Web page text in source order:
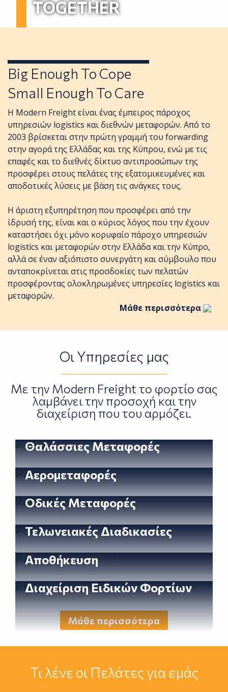
TOGETHER
Big Enough To Cope
Small Enough To Care
Η Modern Freight είναι ένας έμπειρος πάροχος
υπηρεσιών logistics και διεθνών μεταφορών. Από το
2003 βρίσκεται στην πρώτη γραμμή του forwarding
στην αγορά της Ελλάδας και της Κύπρου, ενώ με τις
επαφές και το διεθνές δίκτυο αντιπροσώπων της
προσφέρει στους πελάτες της εξατομικευμένες και
αποδοτικές λύσεις με βάση τις ανάγκες τους.
Η άριστη εξυπηρέτηση που προσφέρει από την
ίδρυσή της, είναι και ο κύριος λόγος που την έχουν
καταστήσει όχι μόνο κορυφαίο πάροχο υπηρεσιών
logistics και μεταφορών στην Ελλάδα και την Κύπρο,
αλλά σε έναν αξιόπιστο συνεργάτη και σύμβουλο που
ανταποκρίνεται στις προσδοκίες των πελατών
προσφέροντας ολοκληρωμένες υπηρεσίες logistics και
μεταφορών.
Μάθε περισσότερα
Οι Yπηρεσίες μας
Με την Modern Freight το φορτίο σας
λαμβάνει την προσοχή και την
διαχείριση που του αρμόζει.
Image
Θαλάσσιες Μεταφορές
.
Image
Αερομεταφορές
.
Image
Οδικές Μεταφορές
.
Image
Τελωνειακές Διαδικασίες
Image
Αποθήκευση
Image
Διαχείριση Ειδικών Φορτίων
.
Μάθε περισσότερα
Τι λένε οι Πελάτες για εμάς